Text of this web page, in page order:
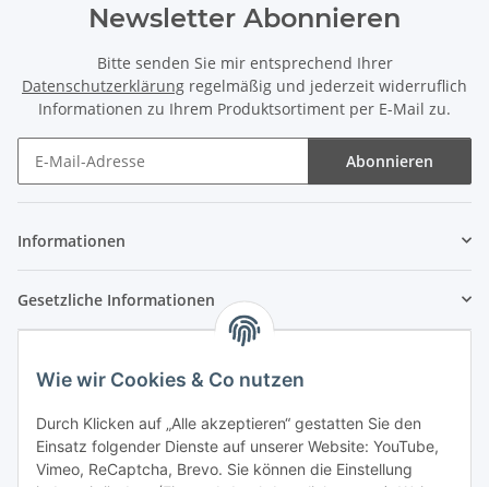
Wie wir Cookies & Co nutzen
Durch Klicken auf „Alle akzeptieren“ gestatten Sie den
Einsatz folgender Dienste auf unserer Website: YouTube,
Vimeo, ReCaptcha, Brevo. Sie können die Einstellung
Newsletter Abonnieren
Bitte senden Sie mir entsprechend Ihrer
Datenschutzerklärung regelmäßig und jederzeit widerruflich
Informationen zu Ihrem Produktsortiment per E-Mail zu.
Abonnieren
Informationen
Gesetzliche Informationen